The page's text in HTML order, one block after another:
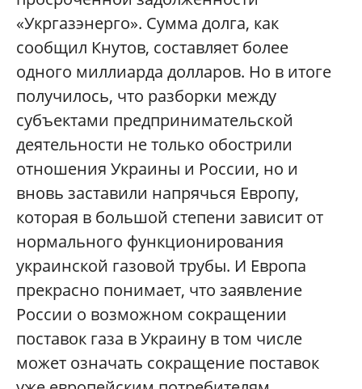
«Укргазэнерго». Сумма долга, как
сообщил Кнутов, составляет более
одного миллиарда долларов. Но в итоге
получилось, что разборки между
субъектами предпринимательской
деятельности не только обострили
отношения Украины и России, но и
вновь заставили напрячься Европу,
которая в большой степени зависит от
нормального функционирования
украинской газовой трубы. И Европа
прекрасно понимает, что заявление
России о возможном сокращении
поставок газа в Украину в том числе
может означать сокращение поставок